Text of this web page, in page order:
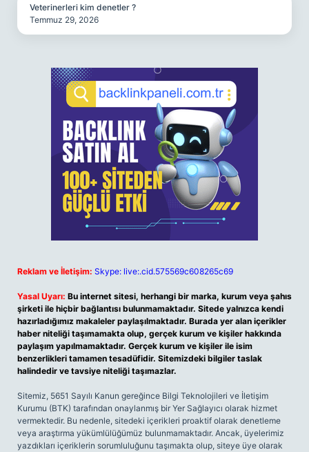
Veterinerleri kim denetler ?
Temmuz 29, 2026
Reklam ve İletişim: Skype: live:.cid.575569c608265c69
Yasal Uyarı: Bu internet sitesi, herhangi bir marka, kurum veya şahıs
şirketi ile hiçbir bağlantısı bulunmamaktadır. Sitede yalnızca kendi
hazırladığımız makaleler paylaşılmaktadır. Burada yer alan içerikler
haber niteliği taşımamakta olup, gerçek kurum ve kişiler hakkında
paylaşım yapılmamaktadır. Gerçek kurum ve kişiler ile isim
benzerlikleri tamamen tesadüfidir. Sitemizdeki bilgiler taslak
halindedir ve tavsiye niteliği taşımazlar.
Sitemiz, 5651 Sayılı Kanun gereğince Bilgi Teknolojileri ve İletişim
Kurumu (BTK) tarafından onaylanmış bir Yer Sağlayıcı olarak hizmet
vermektedir. Bu nedenle, sitedeki içerikleri proaktif olarak denetleme
veya araştırma yükümlülüğümüz bulunmamaktadır. Ancak, üyelerimiz
yazdıkları içeriklerin sorumluluğunu taşımakta olup, siteye üye olarak